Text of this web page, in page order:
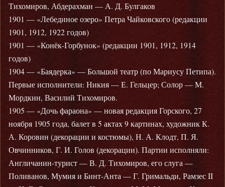
Тихомиров, Абдерахман — А. Д. Булгаков
1901 — «Лебединое озеро» Петра Чайковского (редакции
1901, 1912, 1922 годов)
1901 — «Конёк-Горбунок» (редакции 1901, 1912, 1914
годов)
1904 — «Баядерка» — Большой театр (по Мариусу Петипа).
Первые исполнители: Никия — Е. Гельцер; Солор — М.
Мордкин, Василий Тихомиров.
1905 — «Дочь фараона» — новая редакция Горского, 27
ноября 1905 года, балет в 5 актах 9 картинах, художник К.
А. Коровин (декорации и костюмы), Н. А. Клодт, П. Я.
Овчинников, Г. И. Голов (декорации). Партии исполняли:
Англичанин-турист — В. Д. Тихомиров, его слуга —
Поливанов, Мумия и Бинт-Анта — Г. Гримальди, Рамзес II